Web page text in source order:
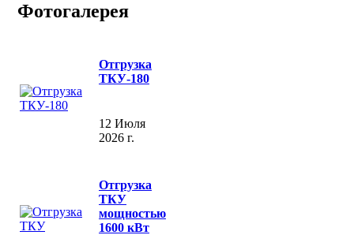
Фотогалерея
Отгрузка
ТКУ-180
12 Июля
2026 г.
Отгрузка
ТКУ
мощностью
1600 кВт